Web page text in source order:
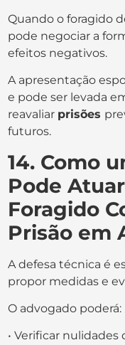
Quando o foragido
pode negociar a
efeitos negativos.
A apresentação
e pode ser levada
reavaliar prisões
futuros.
14. Como
Pode
Foragido
Prisão em
A defesa técnica é
propor medidas e
O advogado poderá:
• Verificar nulidades